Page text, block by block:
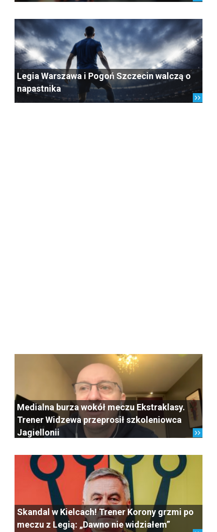
Legia Warszawa i Pogoń Szczecin walczą o
napastnika
Medialna burza wokół meczu Ekstraklasy.
Trener Widzewa przeprosił szkoleniowca
Jagiellonii
Skandal w Kielcach! Trener Korony grzmi po
meczu z Legią: „Dawno nie widziałem”